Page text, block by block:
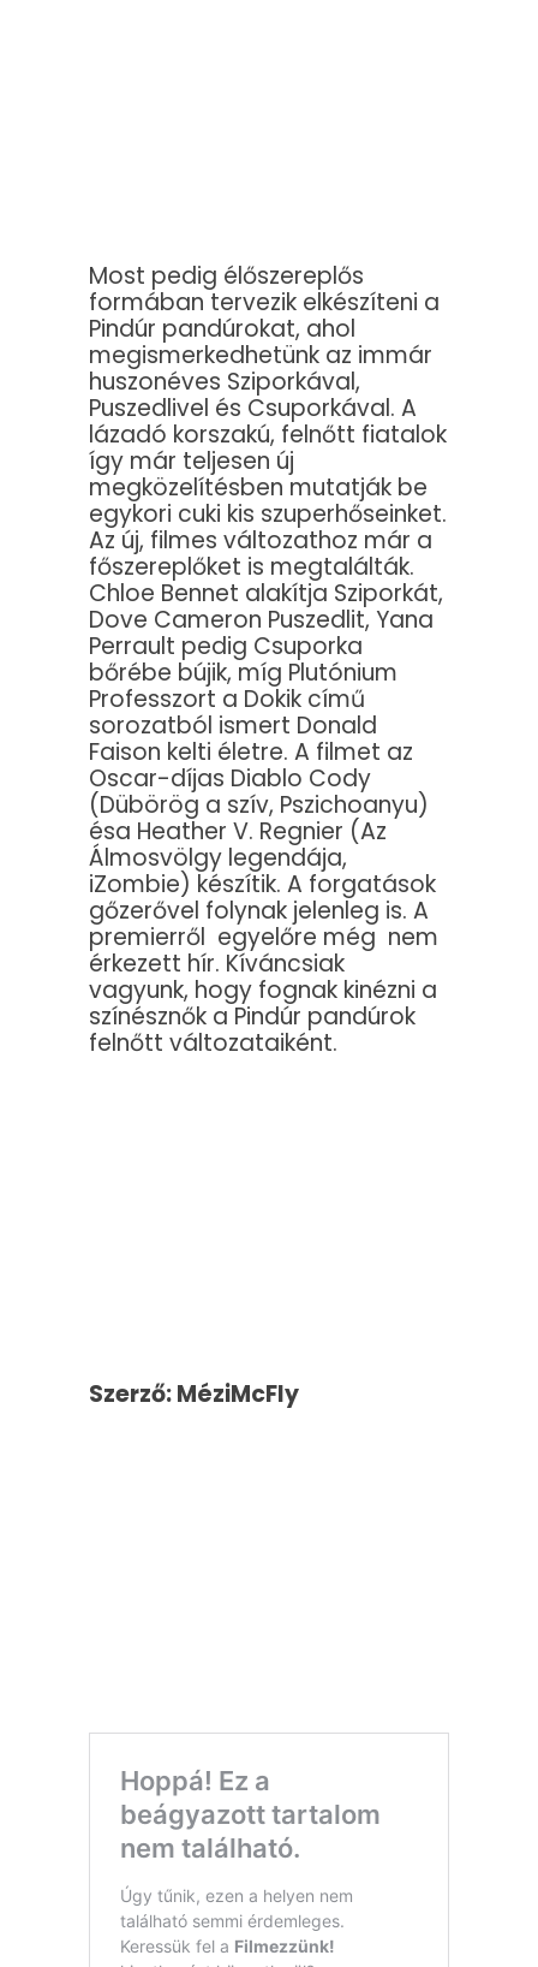
Most pedig élőszereplős
formában tervezik elkészíteni a
Pindúr pandúrokat, ahol
megismerkedhetünk az immár
huszonéves Sziporkával,
Puszedlivel és Csuporkával. A
lázadó korszakú, felnőtt fiatalok
így már teljesen új
megközelítésben mutatják be
egykori cuki kis szuperhőseinket.
Az új, filmes változathoz már a
főszereplőket is megtalálták.
Chloe Bennet alakítja Sziporkát,
Dove Cameron Puszedlit, Yana
Perrault pedig Csuporka
bőrébe bújik, míg Plutónium
Professzort a Dokik című
sorozatból ismert Donald
Faison kelti életre. A filmet az
Oscar-díjas Diablo Cody
(Dübörög a szív, Pszichoanyu)
ésa Heather V. Regnier (Az
Álmosvölgy legendája,
iZombie) készítik. A forgatások
gőzerővel folynak jelenleg is. A
premierről egyelőre még nem
érkezett hír. Kíváncsiak
vagyunk, hogy fognak kinézni a
színésznők a Pindúr pandúrok
felnőtt változataiként.
Szerző: MéziMcFly